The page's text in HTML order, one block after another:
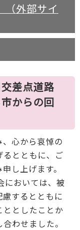
（外部サイ
差点道路
からの回
心から哀悼の
とともに、ご
し上げます。
においては、被
するとともに
としたことか
わせました。